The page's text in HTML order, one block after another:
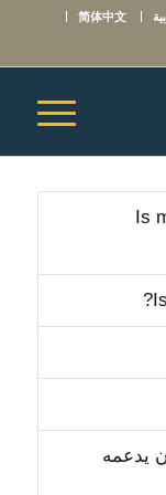
简体中文
Is
يدعمه